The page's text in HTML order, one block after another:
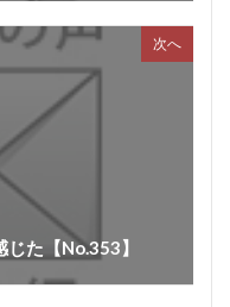
次へ
た【No.353】